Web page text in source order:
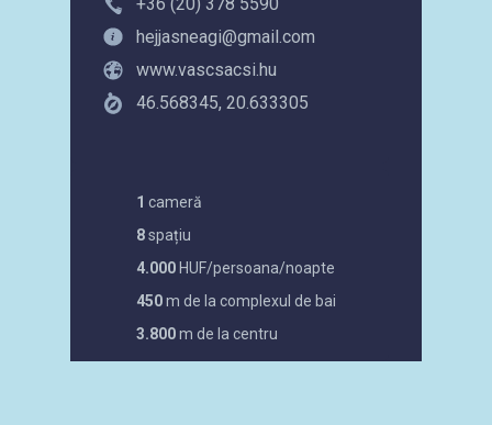
hejjasneagi@gmail.com
www.vascsacsi.hu
46.568345, 20.633305
1 cameră
8spațiu
4.000 HUF/persoana/noapte
450m de la complexul de bai
3.800m de la centru